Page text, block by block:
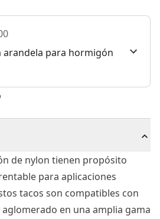
arandela para hormigón
de nylon tienen propósito
para aplicaciones
tacos son compatibles con
en una amplia gama